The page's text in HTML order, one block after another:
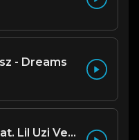
- Dreams
Popp Hunna Feat. Lil Uzi Vert "Adderall (Corvette Corvette) [FL STUDIO REMAKE + FREE FLP]